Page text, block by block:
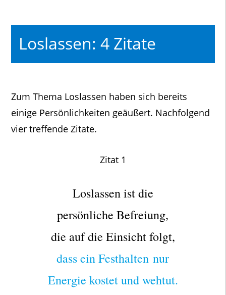
Loslassen: 4 Zitate
Zum Thema Loslassen haben sich bereits
einige Persönlichkeiten geäußert. Nachfolgend
vier treffende Zitate.
Zitat 1
Loslassen ist die
persönliche Befreiung,
die auf die Einsicht folgt,
dass ein Festhalten nur
Energie kostet und wehtut.